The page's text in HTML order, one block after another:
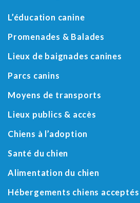
L’éducation canine
Promenades & Balades
Lieux de baignades canines
Parcs canins
Moyens de transports
Lieux publics & accès
Chiens à l’adoption
Santé du chien
Alimentation du chien
Hébergements chiens acceptés